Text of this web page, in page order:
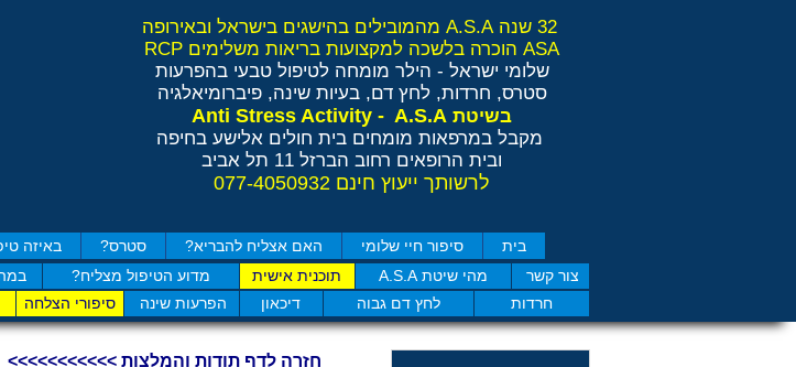
בית סיפור חיי שלומי האם אצליח להבריא? סטרס? באיזה
צור קשר מהי שיטת A.S.A
תוכנית אישית
חרדות
לחץ דם גבוה דיכאון
מדוע הטיפול מצליח?
הפרעות שינה
סיפורי הצלחה
32 שנה A.S.A מהמובילים בהישגים בישראל ובאירופה
ASA הוכרה בלשכה למקצועות בריאות משלימים RCP
שלומי ישראל - הילר מומחה לטיפול טבעי בהפרעות
סטרס, חרדות, לחץ דם, בעיות שינה, פיברומיאלגיה
בשיטתAnti Stress Activity - A.S.A
מקבל במרפאות מומחים בית חולים אלישע בחיפה
ובית הרופאים רחוב הברזל 11 תל אביב
לרשותך ייעוץ חינם 077-4050932
חזרה לדף תודות והמלצות >>>>>>>>>>>